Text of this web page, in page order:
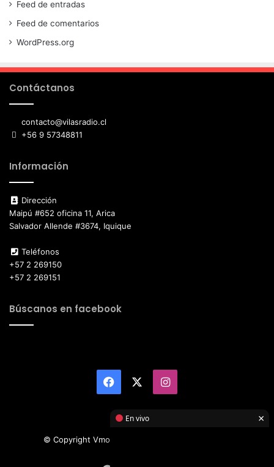
Feed de entradas
Feed de comentarios
WordPress.org
Contáctanos
contacto@vilasradio.cl
+56 9 57348811
Información
Dirección
Maipú #652 oficina 11, Arica
Salvador Allende #3674, Iquique
Teléfonos
+57 2 269150
+57 2 269151
Búscanos en facebook
Facebook Instagram
© Copyright Vmotor TI 2026, All Rights Reserved
En vivo ×